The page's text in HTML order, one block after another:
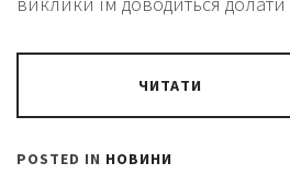
ЧИТАТИ
POSTED IN НОВИНИ